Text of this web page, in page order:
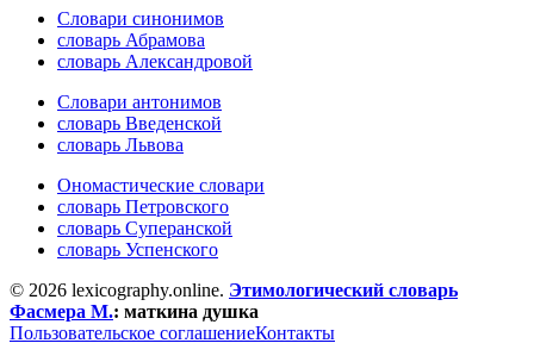
Словари синонимов
словарь Абрамова
словарь Александровой
Словари антонимов
словарь Введенской
словарь Львова
Ономастические словари
словарь Петровского
словарь Суперанской
словарь Успенского
© 2026 lexicography.online. Этимологический словарь
Фасмера М.: маткина душка
Пользовательское соглашениеКонтакты